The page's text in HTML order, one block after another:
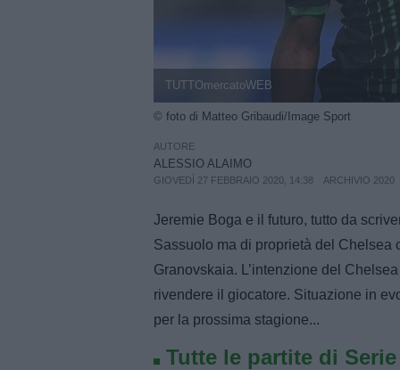
TUTTOmercatoWEB
© foto di Matteo Gribaudi/Image Sport
AUTORE
ALESSIO ALAIMO
GIOVEDÌ 27 FEBBRAIO 2020, 14:38 ARCHIVIO 2020
Jeremie Boga e il futuro, tutto da
Sassuolo ma di proprietà del Chelsea
Granovskaia. L’intenzione del
rivendere il giocatore. Situazione in
per la prossima stagione...
Tutte le partite di